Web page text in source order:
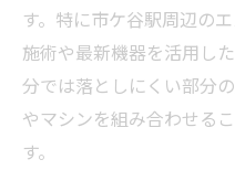
す。特に市ケ谷駅周辺の
施術や最新機器を活用し
分では落としにくい部分
やマシンを組み合わせる
す。